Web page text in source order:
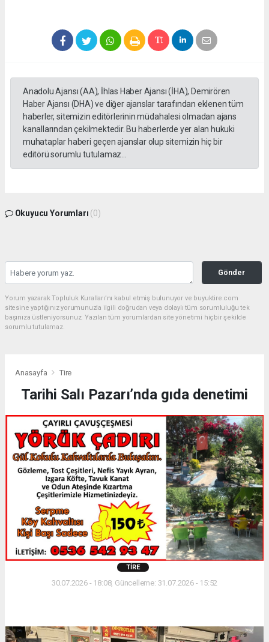
Anadolu Ajansı (AA), İhlas Haber Ajansı (İHA), Demirören
Haber Ajansı (DHA) ve diğer ajanslar tarafından eklenen tüm
haberler, sitemizin editörlerinin müdahalesi olmadan ajans
kanallarından çekilmektedir. Bu haberlerde yer alan hukuki
muhataplar haberi geçen ajanslar olup sitemizin hiç bir
editörü sorumlu tutulamaz...
Okuyucu Yorumları (0)
Gönder
Yorum yazarak Topluluk Kuralları’nı kabul etmiş bulunuyor ve buyuktire.com
sitesine yaptığınız yorumunuzla ilgili doğrudan veya dolaylı tüm sorumluluğu tek
başınıza üstleniyorsunuz. Yazılan tüm yorumlardan site yönetimi hiçbir şekilde
sorumlu tutulamaz.
Anasayfa Tire
Tarihi Salı Pazarı’nda gıda denetimi
TIRE
30.07.2026 - 18:08, Güncelleme: 31.07.2026 - 15:52